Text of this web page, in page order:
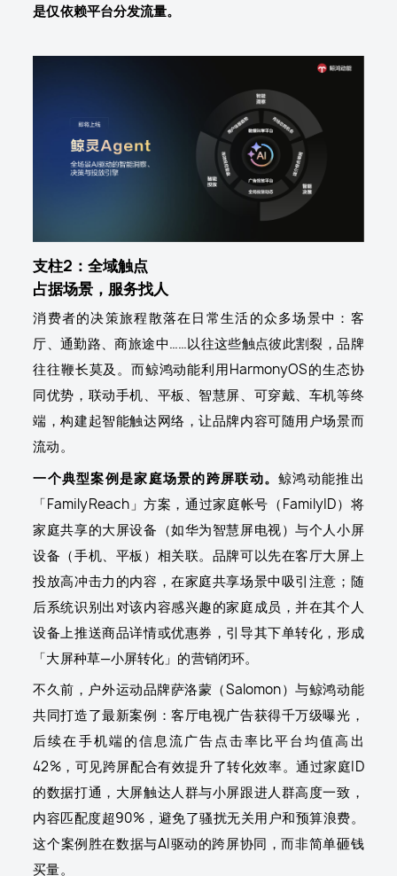
是仅依赖平台分发流量。
支柱2：全域触点
占据场景，服务找人
消费者的决策旅程散落在日常生活的众多场景中：客
厅、通勤路、商旅途中……以往这些触点彼此割裂，品牌
往往鞭长莫及。而鲸鸿动能利用HarmonyOS的生态协
同优势，联动手机、平板、智慧屏、可穿戴、车机等终
端，构建起智能触达网络，让品牌内容可随用户场景而
流动。
一个典型案例是家庭场景的跨屏联动。鲸鸿动能推出
「FamilyReach」方案，通过家庭帐号（FamilyID）将
家庭共享的大屏设备（如华为智慧屏电视）与个人小屏
设备（手机、平板）相关联。品牌可以先在客厅大屏上
投放高冲击力的内容，在家庭共享场景中吸引注意；随
后系统识别出对该内容感兴趣的家庭成员，并在其个人
设备上推送商品详情或优惠券，引导其下单转化，形成
「大屏种草—小屏转化」的营销闭环。
不久前，户外运动品牌萨洛蒙（Salomon）与鲸鸿动能
共同打造了最新案例：客厅电视广告获得千万级曝光，
后续在手机端的信息流广告点击率比平台均值高出
42%，可见跨屏配合有效提升了转化效率。通过家庭ID
的数据打通，大屏触达人群与小屏跟进人群高度一致，
内容匹配度超90%，避免了骚扰无关用户和预算浪费。
这个案例胜在数据与AI驱动的跨屏协同，而非简单砸钱
买量。